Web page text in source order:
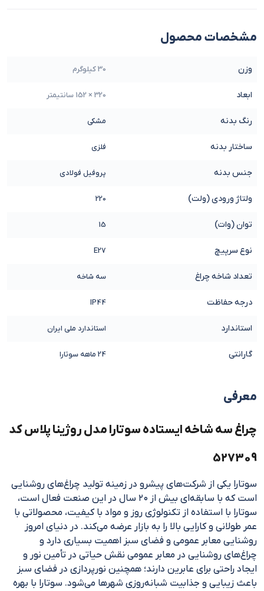
مشخصات محصول
وزن 30 کیلوگرم
ابعاد 320 × 152 سانتیمتر
رنگ بدنه مشکی
ساختار بدنه فلزی
جنس بدنه پروفیل فولادی
ولتاژ ورودی (ولت) 220
توان (وات) 15
نوع سرپیچ E27
تعداد شاخه چراغ سه شاخه
درجه حفاظت IP44
استاندارد استاندارد ملی ایران
گارانتی 24 ماهه سوتارا
معرفی
چراغ سه شاخه ایستاده سوتارا مدل روژینا پلاس کد
527309
سوتارا یکی از شرکت‌های پیشرو در زمینه تولید چراغ‌های روشنایی
است که با سابقه‌ای بیش از ۲۰ سال در این صنعت فعال است،
سوتارا با استفاده از تکنولوژی روز و مواد با کیفیت، محصولاتی با
عمر طولانی و کارایی بالا را به بازار عرضه می‌کند. در دنیای امروز
روشنایی معابر عمومی و فضای سبز اهمیت بسیاری دارد و
چراغ‌های روشنایی در معابر عمومی نقش حیاتی در تأمین نور و
ایجاد راحتی برای عابرین دارند؛ همچنین نورپردازی در فضای سبز
باعث زیبایی و جذابیت شبانه‌روزی شهرها می‌شود. سوتارا با بهره